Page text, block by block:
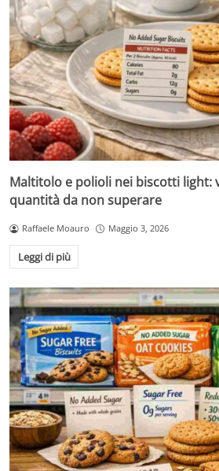
Maltitolo e polioli nei biscotti light:
quantità da non superare
Raffaele Moauro Maggio 3, 2026
Leggi di più